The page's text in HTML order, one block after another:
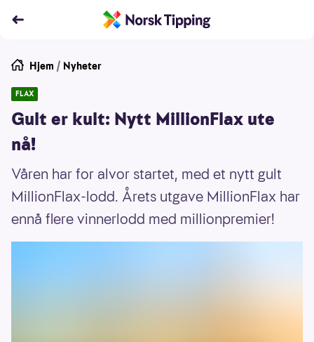
Hjem / Nyheter
FLAX
Gult er kult: Nytt MillionFlax ute
nå!
Våren har for alvor startet, med et nytt gult
MillionFlax-lodd. Årets utgave MillionFlax har
ennå flere vinnerlodd med millionpremier!